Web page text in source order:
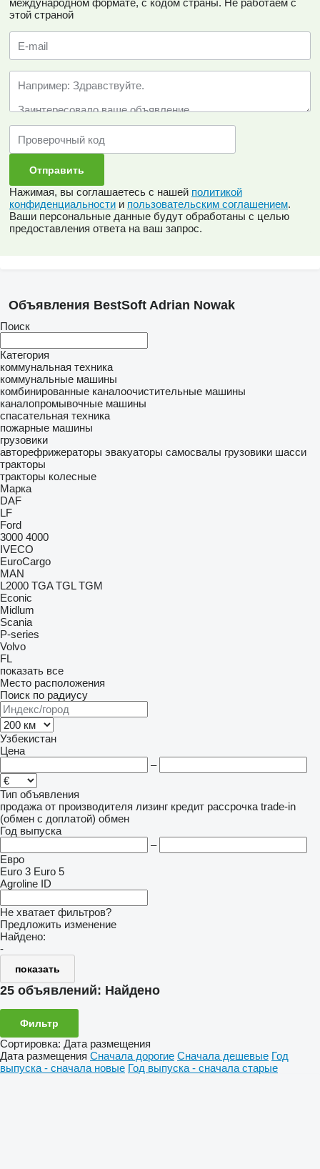
международном формате, с кодом страны. Не работаем с
этой страной
Нажимая, вы соглашаетесь с нашей политикой
конфиденциальности и пользовательским соглашением.
Ваши персональные данные будут обработаны с целью
предоставления ответа на ваш запрос.
Объявления BestSoft Adrian Nowak
Поиск
Категория
коммунальная техника
коммунальные машины
комбинированные каналоочистительные машины
каналопромывочные машины
спасательная техника
пожарные машины
грузовики
авторефрижераторы эвакуаторы самосвалы грузовики шасси
тракторы
тракторы колесные
Марка
DAF
LF
Ford
3000 4000
IVECO
EuroCargo
MAN
L2000 TGA TGL TGM
Econic
Midlum
Scania
P-series
Volvo
FL
показать все
Место расположения
Поиск по радиусу
Узбекистан
Цена
–
Тип объявления
продажа от производителя лизинг кредит рассрочка trade-in
(обмен с доплатой) обмен
Год выпуска
–
Евро
Euro 3 Euro 5
Agroline ID
Не хватает фильтров?
Предложить изменение
Найдено:
-
показать
25 объявлений: Найдено
Фильтр
Сортировка: Дата размещения
Дата размещения Сначала дорогие Сначала дешевые Год
выпуска - сначала новые Год выпуска - сначала старые